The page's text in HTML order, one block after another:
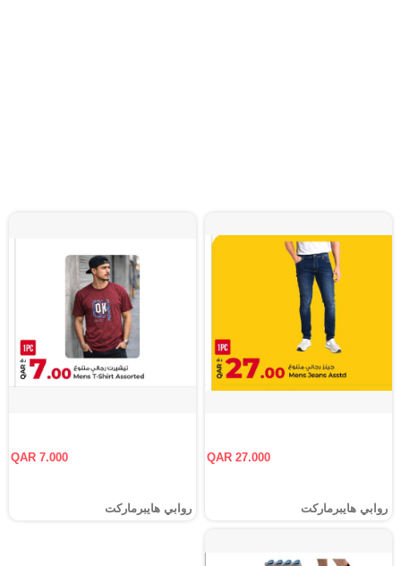
QAR 27.000
روابي هايبرماركت
QAR 7.000
روابي هايبرماركت